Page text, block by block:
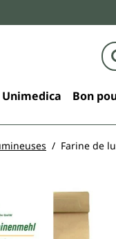
Bon
Farine de